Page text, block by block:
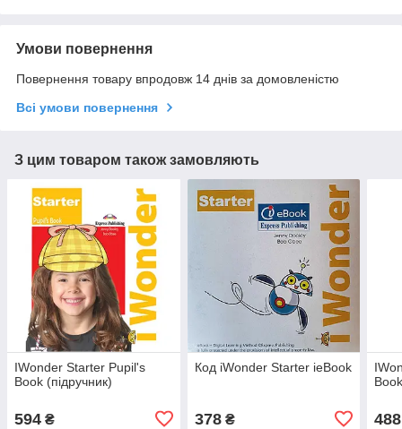
Умови повернення
Повернення товару впродовж 14 днів за домовленістю
Всі умови повернення
З цим товаром також замовляють
IWonder Starter Pupil's
Book (підручник)
594 ₴
Код iWonder Starter ieBook
378₴ 488